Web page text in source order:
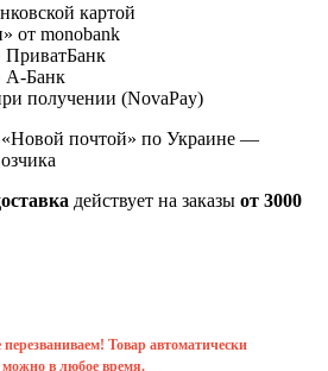
картой
от monobank
ПриватБанк
А-Банк
получении (NovaPay)
«Новой почтой» по Украине —
действует на заказы от 3000
Товар автоматически
можно в любое время.